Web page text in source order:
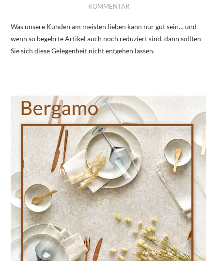
DATENSCHUTZERKLÄRUNG
KOMMENTAR
Was unsere Kunden am meisten lieben kann nur gut sein… und
wenn so begehrte Artikel auch noch reduziert sind, dann sollten
Sie sich diese Gelegenheit nicht entgehen lassen.